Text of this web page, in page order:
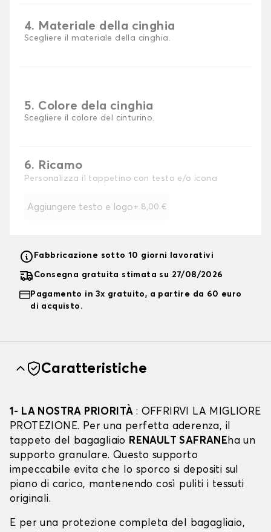
4. Materiale della cinghia
Scegliere il materiale della cinghia.
5. Colore dela cinghia
Scegliere il colore del cinturino.
6. Ricamo
Personalizza il tappetino con testo e/o icona
Aggiungere testo e logo+ 8,00 €
Fabbricazione sotto 10 giorni lavorativi
Consegna gratuita stimata su 27/08/2026
Pagamento in 3x gratuito, a partire da 60 euro
di acquisto.
Caratteristiche
1- LA NOSTRA PRIORITÀ : OFFRIRVI LA MIGLIORE
PROTEZIONE. Per una perfetta aderenza, il
tappeto del bagagliaio RENAULT SAFRANEha un
supporto granulare. Questo supporto
impeccabile evita che lo sporco si depositi sul
piano di carico, mantenendo così puliti i tessuti
originali.
E per una protezione completa del bagagliaio,